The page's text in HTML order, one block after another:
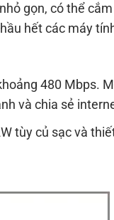
gọn, có thể
hết các máy
480 Mbps.
và chia sẻ
tùy củ sạc và